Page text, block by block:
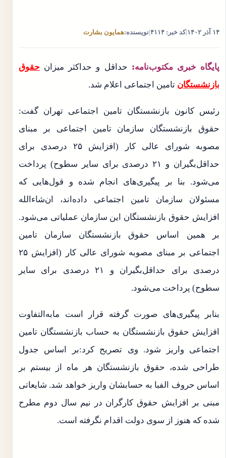
۱۴ آذر ۱۴۰۲ |کد خبر: ۴۱۱۴ نویسنده:همایون بشارت
پایگاه خبری مکتوب‌نامه: حداقل و حداکثر میزان حقوق
بازنشستگان تامین اجتماعی اعلام شد.
رئیس کانون بازنشستگان تامین اجتماعی تهران گفت:
حقوق بازنشستگان سازمان تامین اجتماعی بر مبنای
مصوبه شورای عالی کار (افزایش ۲۵ درصدی برای
حداقل‌بگیران و ۲۱ درصدی برای سایر سطوح) پرداخت
می‌شود. بنا بر پیگیری‌های انجام شده و قول‌هایی که
مسئولان سازمان تامین اجتماعی داده‌اند، ان‌شاءالله
افزایش حقوق بازنشستگان این سازمان عملیاتی می‌شود.
بر همین اساس حقوق بازنشستگان سازمان تامین
اجتماعی بر مبنای مصوبه شورای عالی کار (افزایش ۲۵
درصدی برای حداقل‌بگیران و ۲۱ درصدی برای سایر
سطوح) پرداخت می‌شود.
بنابر پیگیری‌های صورت گرفته قرار است مابه‌التفاوت
افزایش حقوق بازنشستگان به حساب بازنشستگان تامین
اجتماعی واریز شود. وی تصریح کرد:بر اساس جدول
طراحی شده، حقوق بازنشستگان هر ماه از بیستم بر
اساس حروف الفبا به حسابشان واریز خواهد شد. شایعاتی
مبنی بر افزایش حقوق کارگران در نیم سال دوم مطرح
شده که هنوز از سوی دولت اقدام نگرفته است.